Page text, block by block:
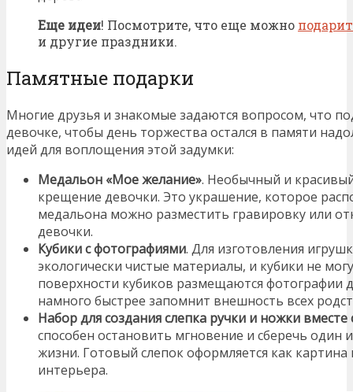
Еще идеи! Посмотрите, что еще можно
и другие праздники.
Памятные подарки
Многие друзья и знакомые задаются вопросом, что
девочке, чтобы день торжества остался в памяти
идей для воплощения этой задумки:
Медальон «Мое желание». Необычный и
крещение девочки. Это украшение, которое
медальона можно разместить гравировку или
девочки.
Кубики с фотографиями. Для изготовления
экологически чистые материалы, и кубики не
поверхности кубиков размещаются фотографии
намного быстрее запомнит внешность всех
Набор для создания слепка ручки и ножки вместе
способен остановить мгновение и сберечь
жизни. Готовый слепок оформляется как картина
интерьера.